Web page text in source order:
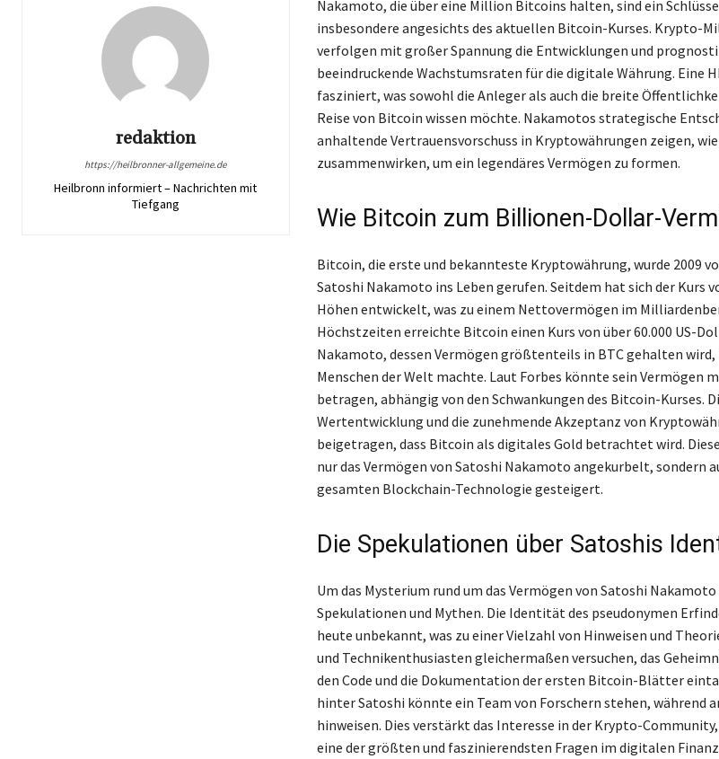
redaktion
https://heilbronner-allgemeine.de
Heilbronn informiert – Nachrichten mit
Tiefgang
Nakamoto, die über eine Million Bitcoins halten, sind ein
insbesondere angesichts des aktuellen Bitcoin-Kurses. Krypto-
verfolgen mit großer Spannung die Entwicklungen und
beeindruckende Wachstumsraten für die digitale Währung. Eine
fasziniert, was sowohl die Anleger als auch die breite
Reise von Bitcoin wissen möchte. Nakamotos strategische
anhaltende Vertrauensvorschuss in Kryptowährungen zeigen,
zusammenwirken, um ein legendäres Vermögen zu formen.
Wie Bitcoin zum Billionen-Dollar-
Bitcoin, die erste und bekannteste Kryptowährung, wurde 2009
Satoshi Nakamoto ins Leben gerufen. Seitdem hat sich der Kurs
Höhen entwickelt, was zu einem Nettovermögen im
Höchstzeiten erreichte Bitcoin einen Kurs von über 60.000 US-
Nakamoto, dessen Vermögen größtenteils in BTC gehalten wird,
Menschen der Welt machte. Laut Forbes könnte sein Vermögen
betragen, abhängig von den Schwankungen des Bitcoin-Kurses.
Wertentwicklung und die zunehmende Akzeptanz von
beigetragen, dass Bitcoin als digitales Gold betrachtet wird.
nur das Vermögen von Satoshi Nakamoto angekurbelt, sondern
gesamten Blockchain-Technologie gesteigert.
Die Spekulationen über Satoshis
Um das Mysterium rund um das Vermögen von Satoshi
Spekulationen und Mythen. Die Identität des pseudonymen
heute unbekannt, was zu einer Vielzahl von Hinweisen und
und Technikenthusiasten gleichermaßen versuchen, das
den Code und die Dokumentation der ersten Bitcoin-Blätter
hinter Satoshi könnte ein Team von Forschern stehen, während
hinweisen. Dies verstärkt das Interesse in der Krypto-
eine der größten und faszinierendsten Fragen im digitalen